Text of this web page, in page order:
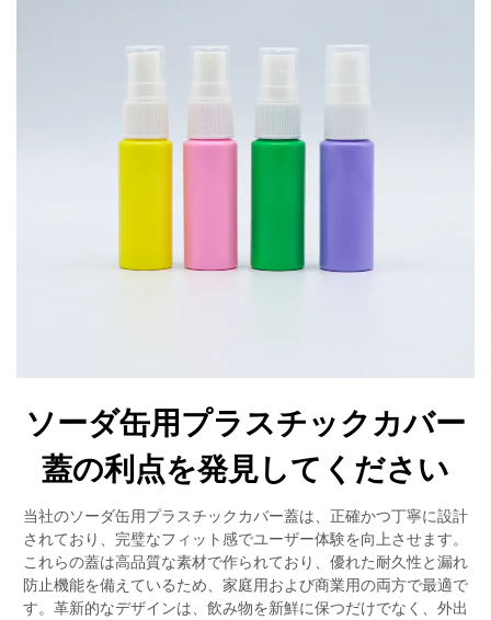
ソーダ缶用プラスチックカバー
蓋の利点を発見してください
当社のソーダ缶用プラスチックカバー蓋は、正確かつ丁寧に設計
されており、完璧なフィット感でユーザー体験を向上させます。
これらの蓋は高品質な素材で作られており、優れた耐久性と漏れ
防止機能を備えているため、家庭用および商業用の両方で最適で
す。革新的なデザインは、飲み物を新鮮に保つだけでなく、外出